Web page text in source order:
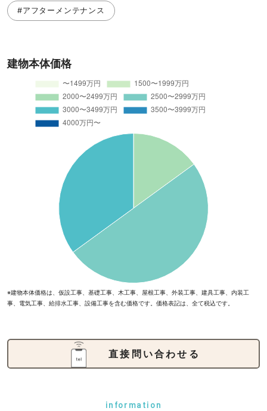
#アフターメンテナンス
建物本体価格
※建物本体価格は、仮設工事、基礎工事、木工事、屋根工事、外装工事、建具工事、内装工
事、電気工事、給排水工事、設備工事を含む価格です。価格表記は、全て税込です。
直接問い合わせる
information